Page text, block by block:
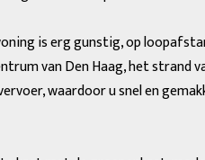
is erg gunstig, op
van Den Haag, het strand
waardoor u snel en